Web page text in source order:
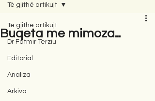
Të gjithë artikujt
Dr Fatmir Terziu
Editorial
Analiza
Arkiva
Të gjithë artikujt
Buqeta me mimoza...